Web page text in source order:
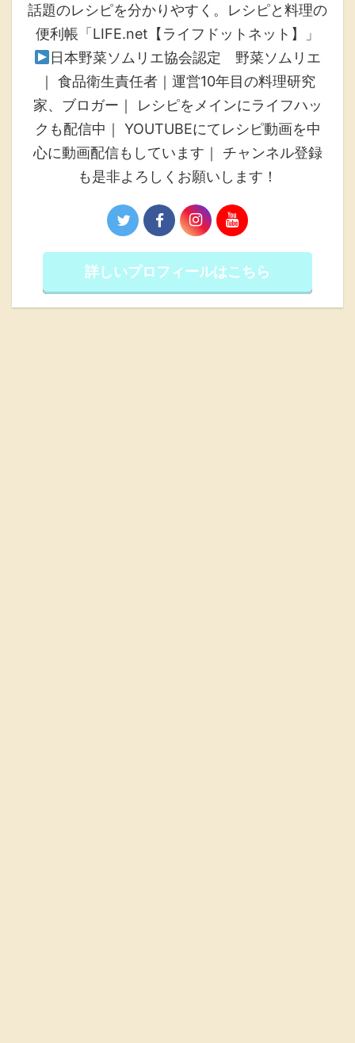
話題のレシピを分かりやすく。レシピと料理の
便利帳「LIFE.net【ライフドットネット】」
日本野菜ソムリエ協会認定 野菜ソムリエ
｜ 食品衛生責任者｜運営10年目の料理研究
家、ブロガー｜ レシピをメインにライフハッ
クも配信中｜ YOUTUBEにてレシピ動画を中
心に動画配信もしています｜ チャンネル登録
も是非よろしくお願いします！
詳しいプロフィールはこちら